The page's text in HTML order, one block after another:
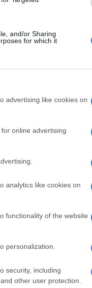
and/or Sharing
for which it
advertising like cookies on
online advertising
analytics like cookies on
functionality of the website
personalization.
security, including
other user protection.
προβάρει
με τον
τη
τη φωνή μου
που μπορεί να